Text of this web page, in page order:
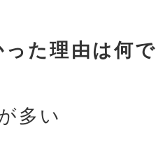
た理由は何
多い